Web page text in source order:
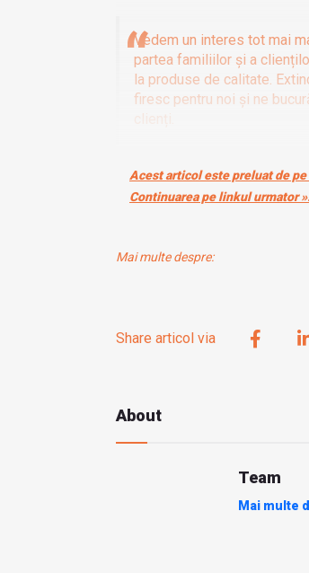
Vedem un interes tot mai
partea familiilor și a
la produse de calitate.
firesc pentru noi și ne
clienți.
Acest articol este preluat de
Continuarea pe linkul urmator
Mai multe despre:
Share articol via
About
Team
Mai multe